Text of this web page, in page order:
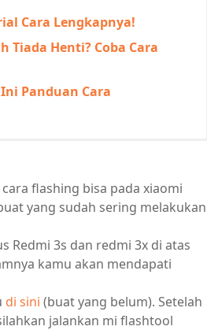
Cara Lengkapnya!
Tiada Henti? Coba Cara
Panduan Cara
flashing bisa pada xiaomi
yang sudah sering melakukan
Redmi 3s dan redmi 3x di atas
kamu akan mendapati
di sini (buat yang belum). Setelah
jalankan mi flashtool